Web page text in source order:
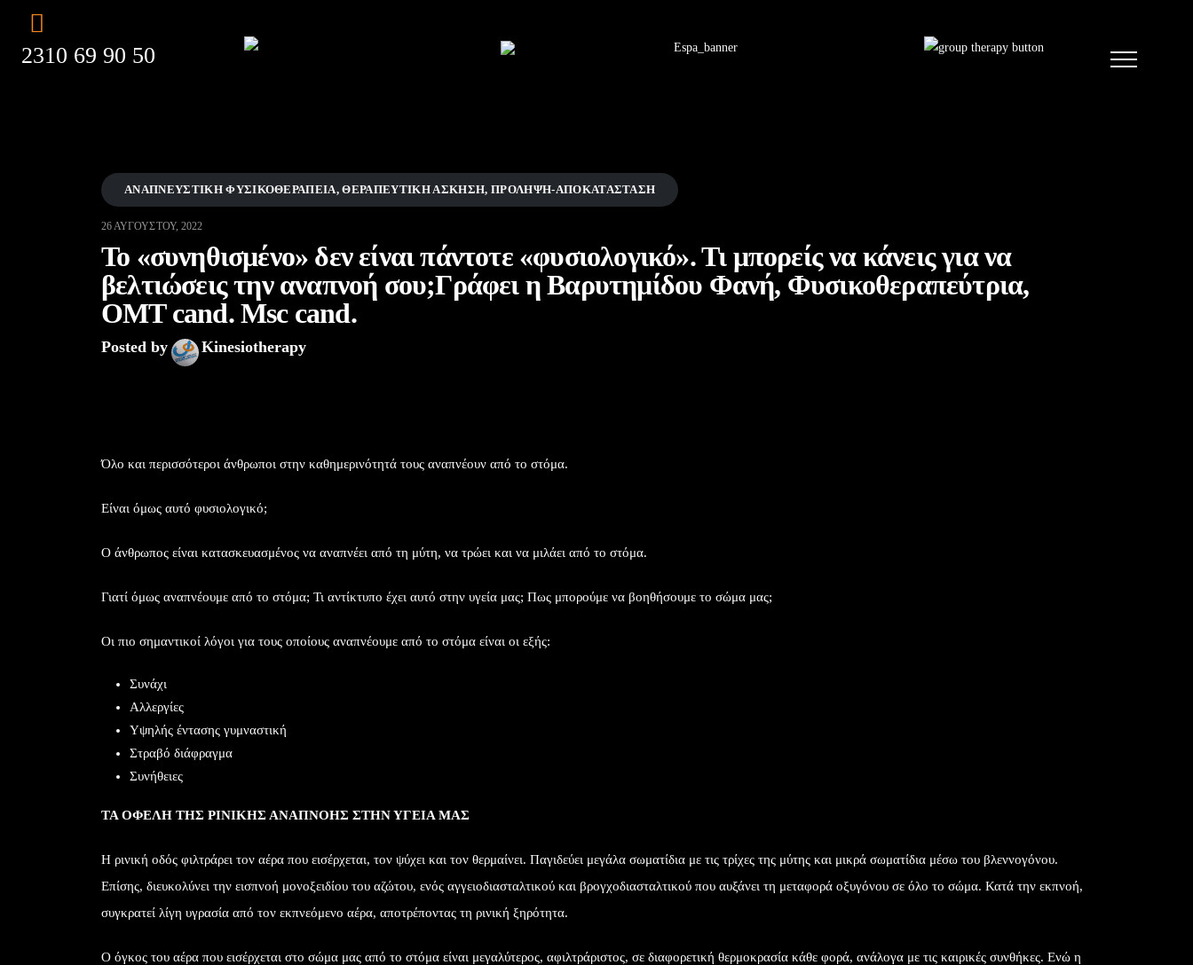
2310 69 90 50
ΑΝΑΠΝΕΥΣΤΙΚΉ ΦΥΣΙΚΟΘΕΡΑΠΕΊΑ,ΘΕΡΑΠΕΥΤΙΚΉ ΆΣΚΗΣΗ, ΠΡΌΛΗΨΗ-ΑΠΟΚΑΤΆΣΤΑΣΗ
26 ΑΥΓΟΎΣΤΟΥ, 2022
Το «συνηθισμένο» δεν είναι πάντοτε «φυσιολογικό». Τι μπορείς να κάνεις για να
βελτιώσεις την αναπνοή σου;Γράφει η Βαρυτημίδου Φανή, Φυσικοθεραπεύτρια,
ΟΜΤ cand. Msc cand.
Posted by Kinesiotherapy
Όλο και περισσότεροι άνθρωποι στην καθημερινότητά τους αναπνέουν από το στόμα.
Είναι όμως αυτό φυσιολογικό;
Ο άνθρωπος είναι κατασκευασμένος να αναπνέει από τη μύτη, να τρώει και να μιλάει από το στόμα.
Γιατί όμως αναπνέουμε από το στόμα; Τι αντίκτυπο έχει αυτό στην υγεία μας; Πως μπορούμε να βοηθήσουμε το σώμα μας;
Οι πιο σημαντικοί λόγοι για τους οποίους αναπνέουμε από το στόμα είναι οι εξής:
Συνάχι
Αλλεργίες
Υψηλής έντασης γυμναστική
Στραβό διάφραγμα
Συνήθειες
ΤΑ ΟΦΕΛΗ ΤΗΣ ΡΙΝΙΚΗΣ ΑΝΑΠΝΟΗΣ ΣΤΗΝ ΥΓΕΙΑ ΜΑΣ
Η ρινική οδός φιλτράρει τον αέρα που εισέρχεται, τον ψύχει και τον θερμαίνει. Παγιδεύει μεγάλα σωματίδια με τις τρίχες της μύτης και μικρά σωματίδια μέσω του βλεννογόνου.
Επίσης, διευκολύνει την εισπνοή μονοξειδίου του αζώτου, ενός αγγειοδιασταλτικού και βρογχοδιασταλτικού που αυξάνει τη μεταφορά οξυγόνου σε όλο το σώμα. Κατά την εκπνοή,
συγκρατεί λίγη υγρασία από τον εκπνεόμενο αέρα, αποτρέποντας τη ρινική ξηρότητα.
Ο όγκος του αέρα που εισέρχεται στο σώμα μας από το στόμα είναι μεγαλύτερος, αφιλτράριστος, σε διαφορετική θερμοκρασία κάθε φορά, ανάλογα με τις καιρικές συνθήκες. Ενώ η